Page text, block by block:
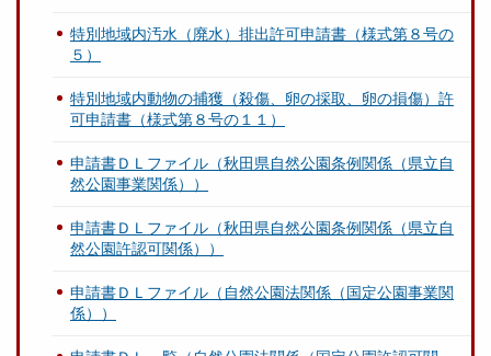
特別地域内汚水（廃水）排出許可申請書（様式第８号の
５）
特別地域内動物の捕獲（殺傷、卵の採取、卵の損傷）許
可申請書（様式第８号の１１）
申請書ＤＬファイル（秋田県自然公園条例関係（県立自
然公園事業関係））
申請書ＤＬファイル（秋田県自然公園条例関係（県立自
然公園許認可関係））
申請書ＤＬファイル（自然公園法関係（国定公園事業関
係））